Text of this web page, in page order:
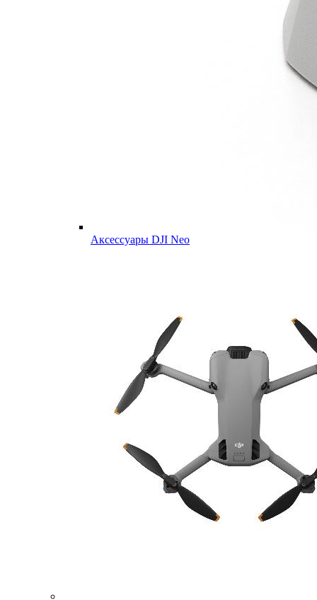
Аксессуары DJI Neo